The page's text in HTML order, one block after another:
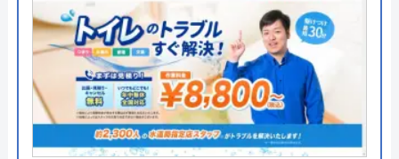
イースマイルの基本情報
運営会社 株式会社イースマイル
代表者 島村禮孝
創業・設立 1992年6月1日創立
●支払い方法
現金、クレジットカード、コンビ
ニ後払い、QRコード決済
●累計実績
提携先は大手企業との法人契約多
数
●保証・保険
商品保証最長10年・施工保証最長5
年